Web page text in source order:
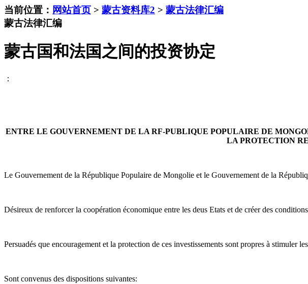
当前位置： 网站首页 > 蒙古资料库2 > 蒙古法律汇编
蒙古法律汇编
蒙古国和法国之间的投资协定
：
ENTRE LE GOUVERNEMENT DE LA RF-PUBLIQUE POPULAIRE DE
LA PROTECTION
Le Gouvernement de la République Populaire de Mongolie et le Gouvernement de la
Désireux de renforcer la coopération économique entre les deus Etats et de créer des
Persuadés que encouragement et la protection de ces investissements sont propres à
Sont convenus des dispositions suivantes: